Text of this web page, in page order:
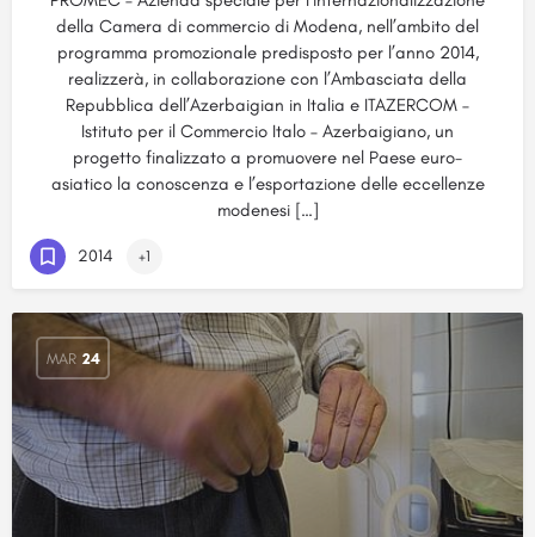
della Camera di commercio di Modena, nell’ambito del
programma promozionale predisposto per l’anno 2014,
realizzerà, in collaborazione con l’Ambasciata della
Repubblica dell’Azerbaigian in Italia e ITAZERCOM –
Istituto per il Commercio Italo – Azerbaigiano, un
progetto finalizzato a promuovere nel Paese euro-
asiatico la conoscenza e l’esportazione delle eccellenze
modenesi […]
2014 +1
MAR 24